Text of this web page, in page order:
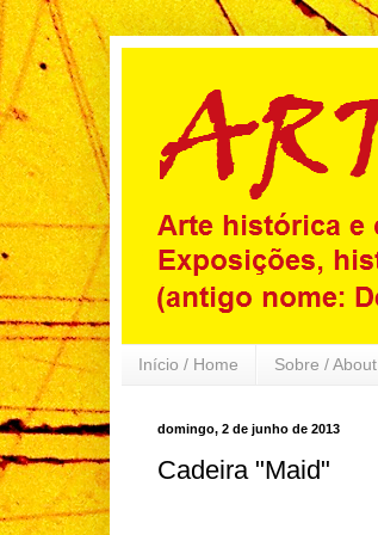
Início / Home Sobre / About
domingo, 2 de junho de 2013
Cadeira "Maid"